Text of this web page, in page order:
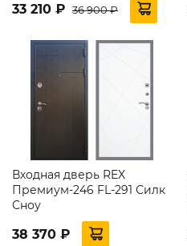
33 210 ₽ 36 900 ₽
Входная дверь REX
Премиум-246 FL-291 Силк
Сноу
38 370 ₽